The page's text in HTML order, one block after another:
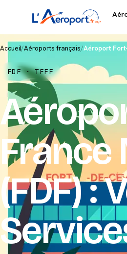
Accueil/Aéroports français/Aéroport
FDF · TFFF
France
(FDF) :